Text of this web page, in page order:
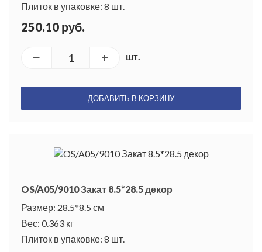
Плиток в упаковке: 8 шт.
250.10 руб.
шт.
ДОБАВИТЬ В КОРЗИНУ
OS/A05/9010 Закат 8.5*28.5 декор
Размер: 28.5*8.5 см
Вес: 0.363 кг
Плиток в упаковке: 8 шт.